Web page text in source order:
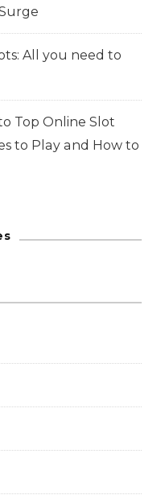
All you need to
Top Online Slot
to Play and How to